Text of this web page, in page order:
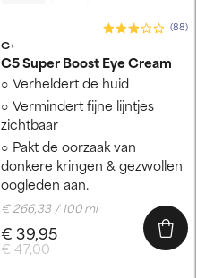
C+
(88)
C5 Super Boost Eye Cream
Verheldert de huid
Vermindert fijne lijntjes
zichtbaar
Pakt de oorzaak van
donkere kringen & gezwollen
oogleden aan.
€ 47,00
€ 39,95
€ 266,33 / 100 ml